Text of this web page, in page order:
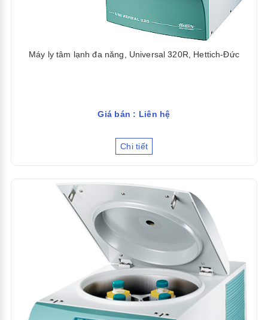
Máy ly tâm lạnh đa năng, Universal 320R, Hettich-Đức
Giá bán : Liên hệ
Chi tiết